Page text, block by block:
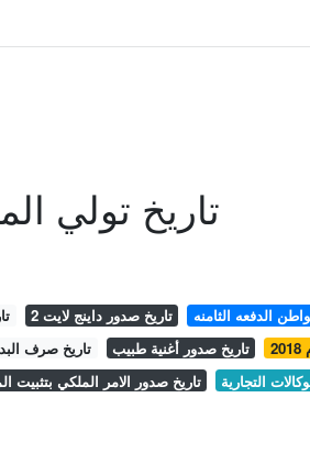
تاريخ تولي
تاريخ صدور داينج لايت 2
الدفعه الثامنه
تاريخ صرف
تاريخ صدور أغنية طبيب
تاريخ صدور الامر الملكي بتثبيت
التجارية